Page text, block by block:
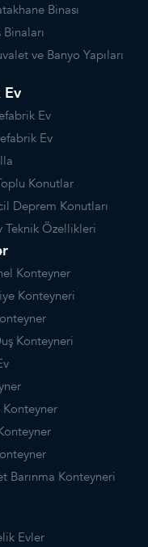
Binası
Binaları
ve Banyo Yapıları
Ev
Ev
Konutlar
Deprem Konutları
Teknik Özellikleri
Konteyner
Konteyneri
Konteyneri
Konteyner
Barınma Konteyneri
Evler